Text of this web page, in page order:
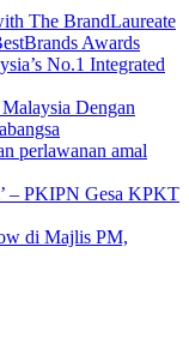
The BrandLaureate
Awards
No.1 Integrated
Dengan
perlawanan amal
– PKIPN Gesa KPKT
di Majlis PM,